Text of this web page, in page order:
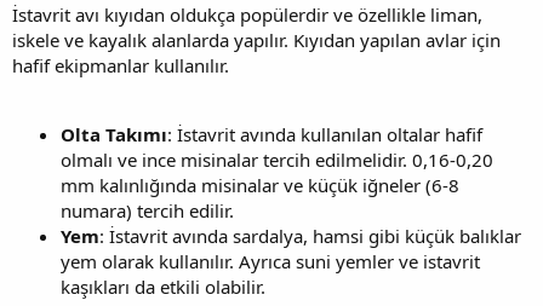
İstavrit avı kıyıdan oldukça popülerdir ve özellikle liman,
iskele ve kayalık alanlarda yapılır. Kıyıdan yapılan avlar için
hafif ekipmanlar kullanılır.
Olta Takımı: İstavrit avında kullanılan oltalar hafif
olmalı ve ince misinalar tercih edilmelidir. 0,16-0,20
mm kalınlığında misinalar ve küçük iğneler (6-8
numara) tercih edilir.
Yem: İstavrit avında sardalya, hamsi gibi küçük balıklar
yem olarak kullanılır. Ayrıca suni yemler ve istavrit
kaşıkları da etkili olabilir.